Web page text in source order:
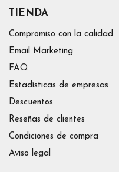
TIENDA
Compromiso con la calidad
Email Marketing
FAQ
Estadísticas de empresas
Descuentos
Reseñas de clientes
Condiciones de compra
Aviso legal